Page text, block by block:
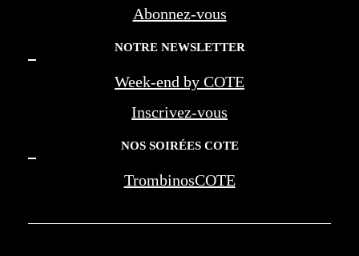
Abonnez-vous
NOTRE NEWSLETTER
Week-end by COTE
Inscrivez-vous
NOS SOIRÉES COTE
TrombinosCOTE